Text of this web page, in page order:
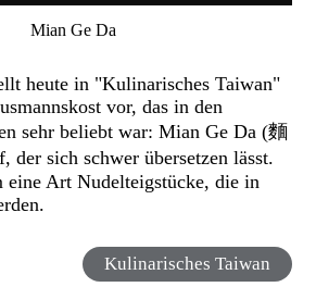
Mian Ge Da
heute in "Kulinarisches Taiwan"
vor, das in den
sehr beliebt war: Mian Ge Da (麵
sich schwer übersetzen lässt.
eine Art Nudelteigstücke, die in
Kulinarisches Taiwan